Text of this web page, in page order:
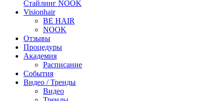
Стайлинг NOOK
Visionhair
BE HAIR
NOOK
Отзывы
Процедуры
Академия
Расписание
События
Видео / Тренды
Видео